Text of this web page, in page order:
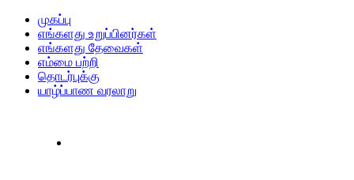
முகப்பு
எங்களது உறுப்பினர்கள்
எங்களது தேவைகள்
எம்மை பற்றி
தொடர்புக்கு
யாழ்ப்பாண வரலாறு